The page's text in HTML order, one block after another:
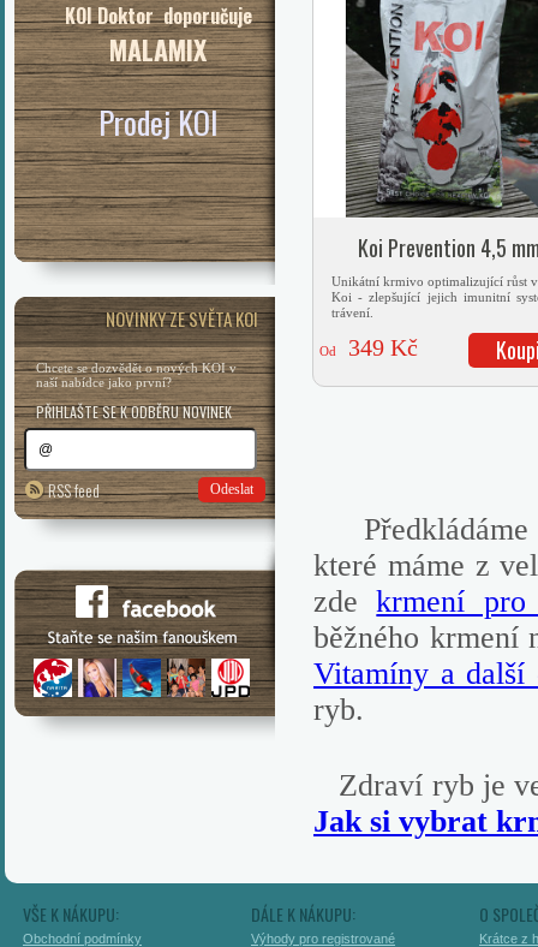
KOI Doktor doporučuje
MALAMIX
Prodej KOI
NOVINKY ZE SVĚTA KOI
Chcete se dozvědět o nových KOI v
naší nabídce jako první?
PŘIHLAŠTE SE K ODBĚRU NOVINEK
RSS feed Odeslat
Koi Prevention 4,5
Unikátní krmivo optimalizující růst
Koi - zlepšující jejich imunitní
trávení.
Od 349 Kč
Předkládáme
které máme z
zdekrmení
běžného
Vitamíny a další
ryb.
Zdraví ryb je
Jak si vybrat
VŠE K NÁKUPU:
Obchodní podmínky
DÁLE K NÁKUPU:
Výhody pro registrované
O
Krátce z